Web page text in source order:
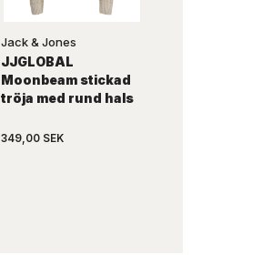
Jack & Jones
JJGLOBAL
Moonbeam stickad
tröja med rund hals
349,00 SEK